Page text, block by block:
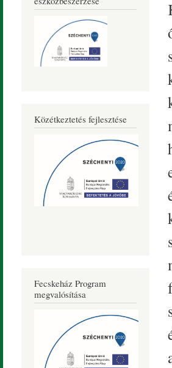
Közétkeztetés fejlesztése
Fecskeház Program
megvalósítása